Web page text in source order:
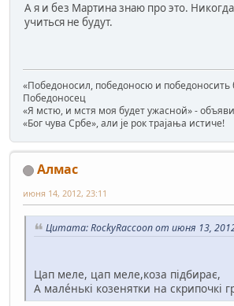
А я и без Мартина знаю про это.
учиться не будут.
«Победоносил, победоносю и победоносить
Победоносец
«Я мстю, и мстя моя будет ужасной» -
«Бог чува Србе», али је рок трајања истиче!
Алмас
июня 14, 2012, 23:11
Цитата: RockyRaccoon от июня 13,
Цап меле, цап меле,коза пiдбирає,
А малéнькi козенятки на скрипочкi